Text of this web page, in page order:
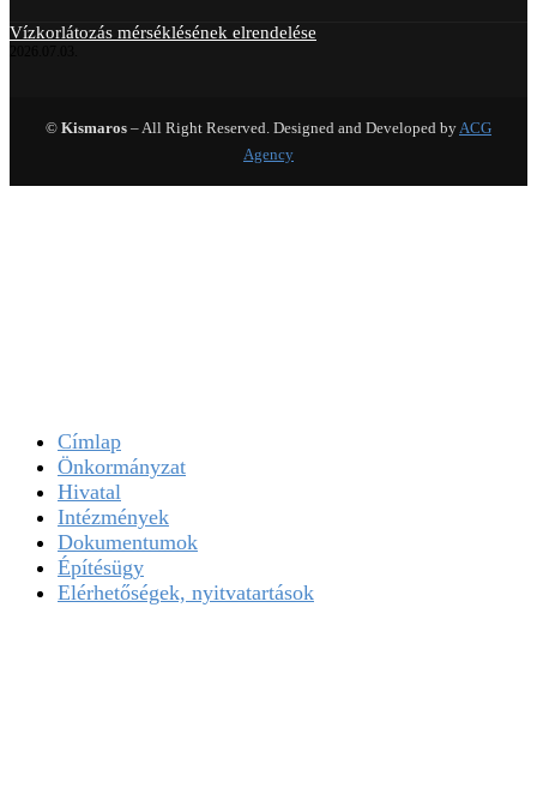
Vízkorlátozás mérséklésének elrendelése
© Kismaros – All Right Reserved. Designed and Developed byACG
Agency
Címlap
Önkormányzat
Hivatal
Intézmények
Dokumentumok
Építésügy
Elérhetőségek, nyitvatartások